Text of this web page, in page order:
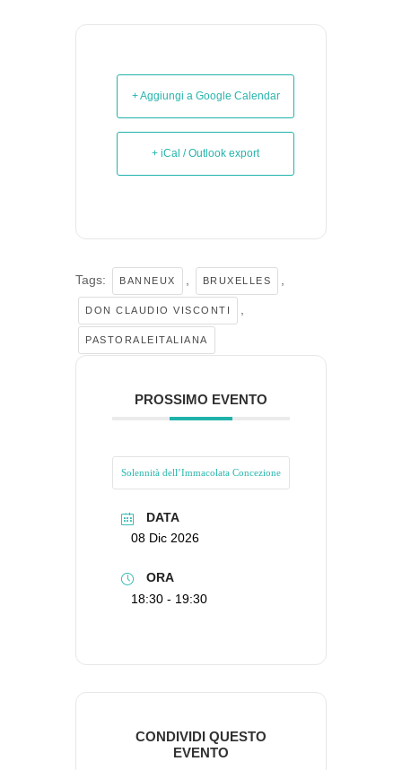
+ Aggiungi a Google Calendar
+ iCal / Outlook export
Tags: BANNEUX BRUXELLES
DON CLAUDIO VISCONTI
PASTORALEITALIANA
PROSSIMO EVENTO
Solennità dell’Immacolata Concezione
DATA
08 Dic 2026
ORA
18:30 - 19:30
CONDIVIDI QUESTO
EVENTO